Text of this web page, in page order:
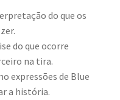
do que os
do que ocorre
na tira.
expressões de Blue
a história.